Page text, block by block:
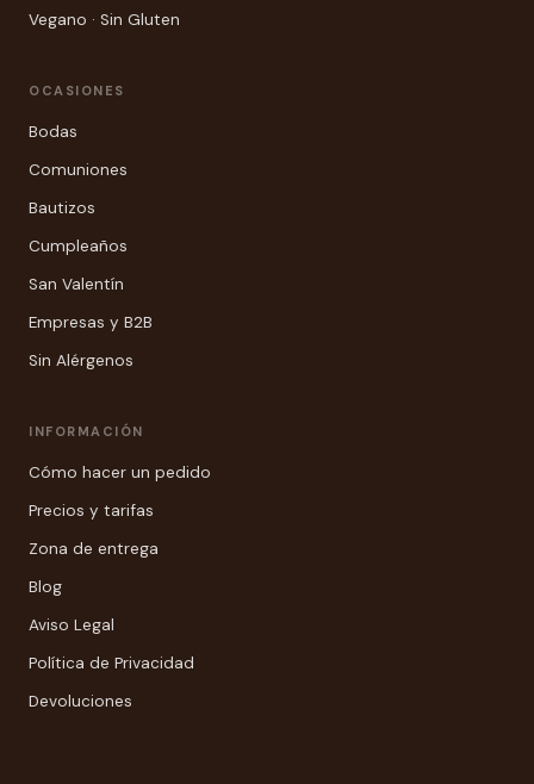
Vegano · Sin Gluten
OCASIONES
Bodas
Comuniones
Bautizos
Cumpleaños
San Valentín
Empresas y B2B
Sin Alérgenos
INFORMACIÓN
Cómo hacer un pedido
Precios y tarifas
Zona de entrega
Blog
Aviso Legal
Política de Privacidad
Devoluciones